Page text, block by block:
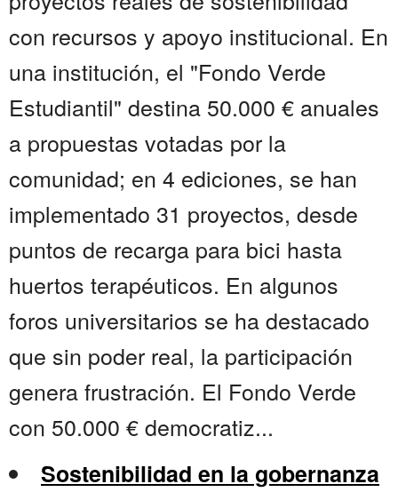
con recursos y apoyo institucional. En
una institución, el "Fondo Verde
Estudiantil" destina 50.000 € anuales
a propuestas votadas por la
comunidad; en 4 ediciones, se han
implementado 31 proyectos, desde
puntos de recarga para bici hasta
huertos terapéuticos. En algunos
foros universitarios se ha destacado
que sin poder real, la participación
genera frustración. El Fondo Verde
con 50.000 € democratiz...
Sostenibilidad en la gobernanza